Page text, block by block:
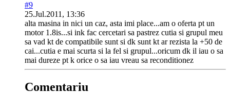
#9
25.Jul.2011, 13:36
alta masina in nici un caz, asta imi place...am o oferta pt un
motor 1.8is...si ink fac cercetari sa pastrez cutia si grupul meu
sa vad kt de compatibile sunt si dk sunt kt ar rezista la +50 de
cai...cutia e mai scurta si la fel si grupul...oricum dk il iau o sa
mai dureze pt k orice o sa iau vreau sa reconditionez
Comentariu